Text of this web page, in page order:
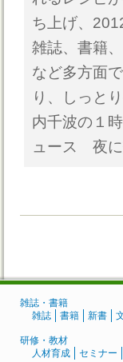
ち上げ、
雑誌、書籍
など多方面
り、しっと
内千波の１
ュース 夜に
雑誌・書籍
雑誌
書籍 新書
研修・教材
人材育成
セミナー